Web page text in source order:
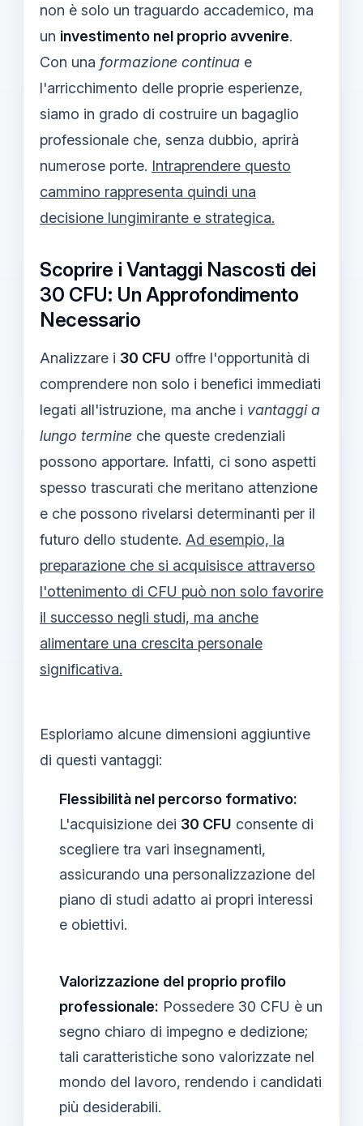
non è solo un traguardo accademico, ma
un investimento nel proprio avvenire.
Con una formazione continua e
l'arricchimento delle proprie esperienze,
siamo in grado di costruire un bagaglio
professionale che, senza dubbio, aprirà
numerose porte. Intraprendere questo
cammino rappresenta quindi una
decisione lungimirante e strategica.
Scoprire i Vantaggi Nascosti dei
30 CFU: Un Approfondimento
Necessario
Analizzare i 30 CFU offre l'opportunità di
comprendere non solo i benefici immediati
legati all'istruzione, ma anche i vantaggi a
lungo termine che queste credenziali
possono apportare. Infatti, ci sono aspetti
spesso trascurati che meritano attenzione
e che possono rivelarsi determinanti per il
futuro dello studente. Ad esempio, la
preparazione che si acquisisce attraverso
l'ottenimento di CFU può non solo favorire
il successo negli studi, ma anche
alimentare una crescita personale
significativa.
Esploriamo alcune dimensioni aggiuntive
di questi vantaggi:
Flessibilità nel percorso formativo:
L'acquisizione dei 30 CFU consente di
scegliere tra vari insegnamenti,
assicurando una personalizzazione del
piano di studi adatto ai propri interessi
e obiettivi.
Valorizzazione del proprio profilo
professionale: Possedere 30 CFU è un
segno chiaro di impegno e dedizione;
tali caratteristiche sono valorizzate nel
mondo del lavoro, rendendo i candidati
più desiderabili.